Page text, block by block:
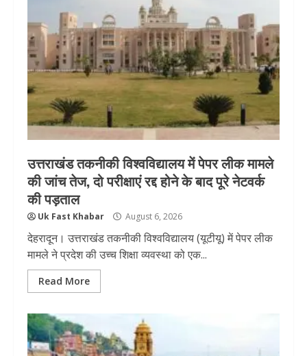
उत्तराखंड तकनीकी विश्वविद्यालय में पेपर लीक मामले
की जांच तेज, दो परीक्षाएं रद्द होने के बाद पूरे नेटवर्क
की पड़ताल
Uk Fast Khabar August 6, 2026
देहरादून। उत्तराखंड तकनीकी विश्वविद्यालय (यूटीयू) में पेपर लीक
मामले ने प्रदेश की उच्च शिक्षा व्यवस्था को एक...
Read More